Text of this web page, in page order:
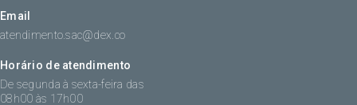
Email
atendimento.sac@dex.co
Horário de atendimento
De segunda à sexta-feira das
08h00 às 17h00